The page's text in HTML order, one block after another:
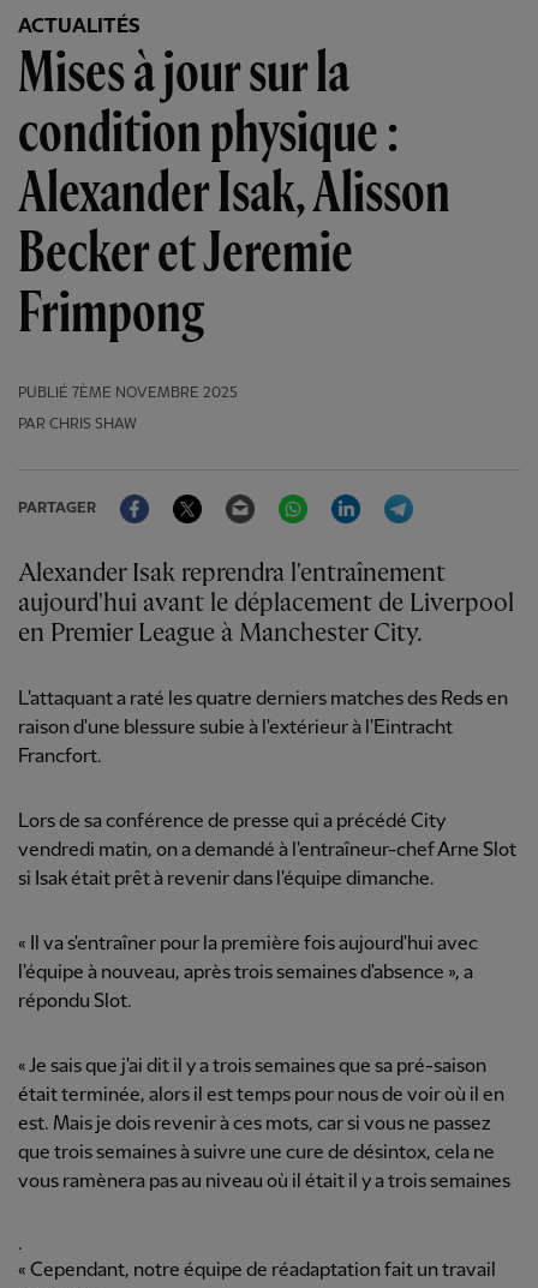
ACTUALITÉS
Mises à jour sur la
condition physique :
Alexander Isak, Alisson
Becker et Jeremie
Frimpong
PUBLIÉ 7ÈME NOVEMBRE 2025
PAR CHRIS SHAW
PARTAGER
FacebookTwitter Email WhatsAppLinkedIn
Alexander Isak reprendra l'entraînement
aujourd'hui avant le déplacement de Liverpool
en Premier League à Manchester City.
L'attaquant a raté les quatre derniers matches des Reds en
raison d'une blessure subie à l'extérieur à l'Eintracht
Francfort.
Lors de sa conférence de presse qui a précédé City
vendredi matin, on a demandé à l'entraîneur-chef Arne Slot
si Isak était prêt à revenir dans l'équipe dimanche.
« Il va s'entraîner pour la première fois aujourd'hui avec
l'équipe à nouveau, après trois semaines d'absence », a
répondu Slot.
« Je sais que j'ai dit il y a trois semaines que sa pré-saison
était terminée, alors il est temps pour nous de voir où il en
est. Mais je dois revenir à ces mots, car si vous ne passez
que trois semaines à suivre une cure de désintox, cela ne
vous ramènera pas au niveau où il était il y a trois semaines
.
« Cependant, notre équipe de réadaptation fait un travail